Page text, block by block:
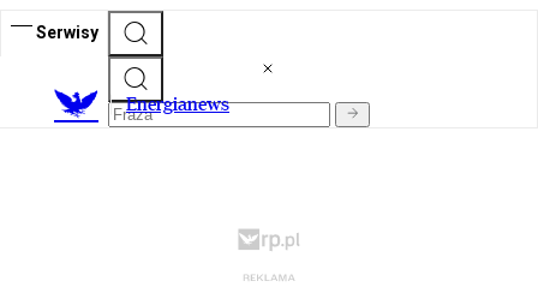
Serwisy
Energianews